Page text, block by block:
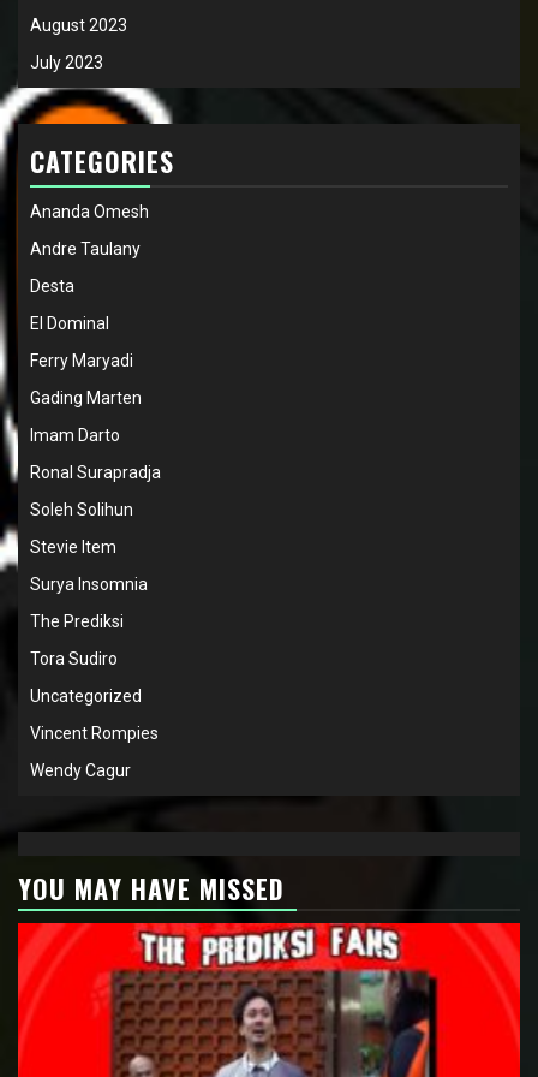
August 2023
July 2023
CATEGORIES
Ananda Omesh
Andre Taulany
Desta
El Dominal
Ferry Maryadi
Gading Marten
Imam Darto
Ronal Surapradja
Soleh Solihun
Stevie Item
Surya Insomnia
The Prediksi
Tora Sudiro
Uncategorized
Vincent Rompies
Wendy Cagur
YOU MAY HAVE MISSED